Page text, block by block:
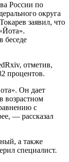
России по
округа
заявил, что
беседе
отметив,
процентов.
Он дает
возрастном
с
— рассказал
а также
специалист.